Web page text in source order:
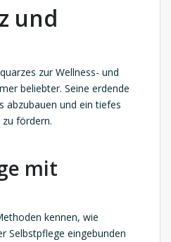
und
zur Wellness- und
beliebter. Seine erdende
abzubauen und ein tiefes
fördern.
mit
kennen, wie
Selbstpflege eingebunden